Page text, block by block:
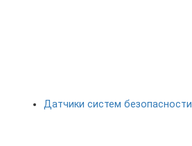
Датчики систем безопасности